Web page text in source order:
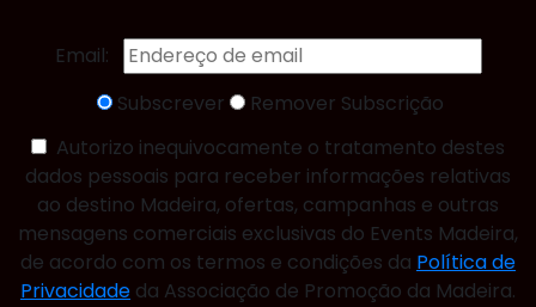
Email:
Subscrever
Remover Subscrição
Autorizo inequivocamente o tratamento destes
dados pessoais para receber informações relativas
ao destino Madeira, ofertas, campanhas e outras
mensagens comerciais exclusivas do Events Madeira,
de acordo com os termos e condições da Política de
Privacidade da Associação de Promoção da Madeira.